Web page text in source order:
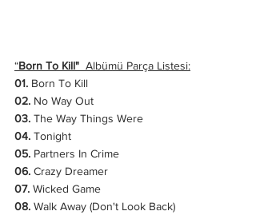
“Born To Kill" Albümü Parça Listesi:
01. Born To Kill
02. No Way Out
03. The Way Things Were
04. Tonight
05. Partners In Crime
06. Crazy Dreamer
07. Wicked Game
08. Walk Away (Don't Look Back)